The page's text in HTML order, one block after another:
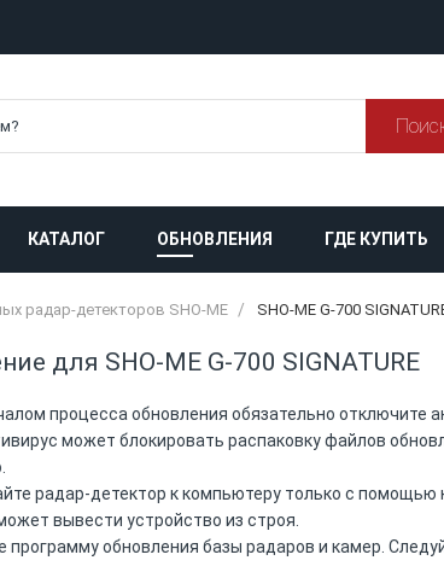
КАТАЛОГ ОБНОВЛЕНИЯ ГДЕ КУПИТЬ
радар-детекторов SHO-ME SHO-ME G-700
для SHO-ME G-700 SIGNATURE
процесса обновления обязательно отключите
может блокировать распаковку файлов
радар-детектор к компьютеру только с помощью
вывести устройство из строя.
программу обновления базы радаров и камер.